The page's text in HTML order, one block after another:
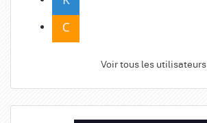
Voir tous les utilisateurs